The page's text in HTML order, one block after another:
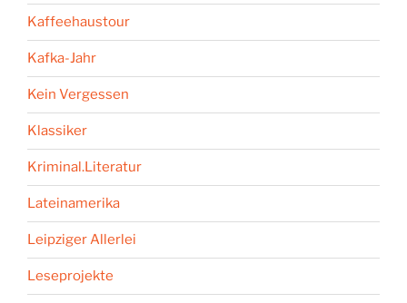
Kaffeehaustour
Kafka-Jahr
Kein Vergessen
Klassiker
Kriminal.Literatur
Lateinamerika
Leipziger Allerlei
Leseprojekte